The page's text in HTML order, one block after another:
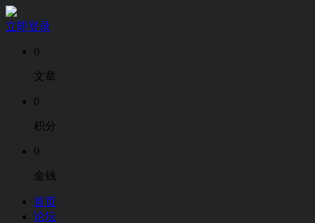
立即登录
0
文章
0
积分
0
金钱
首页
论坛